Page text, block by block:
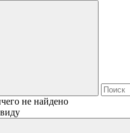
не найдено